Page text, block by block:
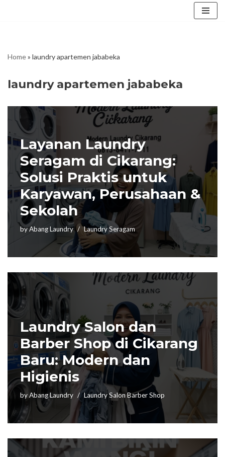
Home» laundry apartemen jababeka
laundry apartemen jababeka
Layanan Laundry
Seragam di Cikarang:
Solusi Praktis untuk
Karyawan, Perusahaan &
Sekolah
byAbang Laundry Laundry Seragam
Laundry Salon dan
Barber Shop di Cikarang
Baru: Modern dan
Higienis
byAbang Laundry Laundry Salon Barber Shop